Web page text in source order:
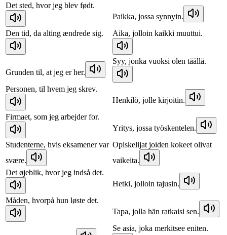
Det sted, hvor jeg blev født.
Paikka, jossa synnyin.
Den tid, da alting ændrede sig.
Aika, jolloin kaikki muuttui.
Grunden til, at jeg er her.
Syy, jonka vuoksi olen täällä.
Personen, til hvem jeg skrev.
Henkilö, jolle kirjoitin.
Firmaet, som jeg arbejder for.
Yritys, jossa työskentelen.
Studenterne, hvis eksamener var
svære.
Opiskelijat joiden kokeet olivat
vaikeita.
Det øjeblik, hvor jeg indså det.
Hetki, jolloin tajusin.
Måden, hvorpå hun løste det.
Tapa, jolla hän ratkaisi sen.
Se asia, joka merkitsee eniten.